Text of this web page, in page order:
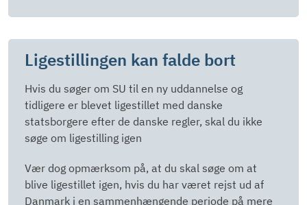
Ligestillingen kan falde bort
Hvis du søger om SU til en ny uddannelse og
tidligere er blevet ligestillet med danske
statsborgere efter de danske regler, skal du ikke
søge om ligestilling igen
Vær dog opmærksom på, at du skal søge om at
blive ligestillet igen, hvis du har været rejst ud af
Danmark i en sammenhængende periode på mere